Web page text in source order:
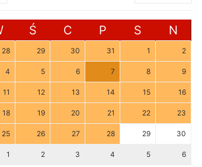
Ś C P S N
28 29 30 31 1 2
4 5 6 7 8 9
11 12 13 14 15 16
18 19 20 21 22 23
25 26 27 28 29 30
1 2 3 4 5 6